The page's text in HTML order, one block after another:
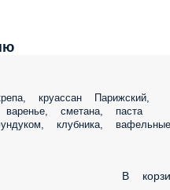
Парижский, сырники (4 шт.),
Nutella, белый шоколад с